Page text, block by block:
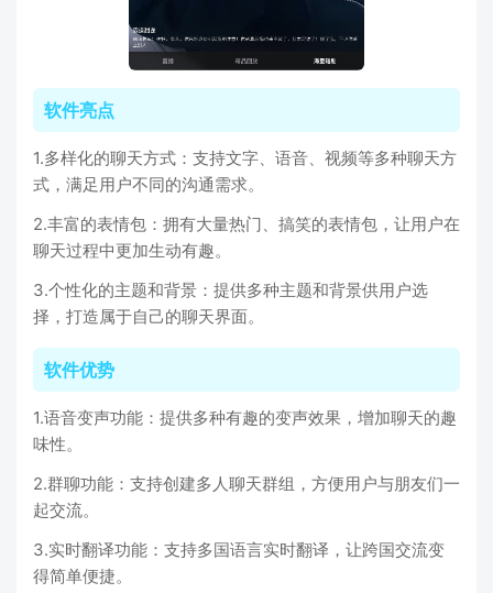
软件亮点
1.多样化的聊天方式：支持文字、语音、视频等多种聊天方
式，满足用户不同的沟通需求。
2.丰富的表情包：拥有大量热门、搞笑的表情包，让用户在
聊天过程中更加生动有趣。
3.个性化的主题和背景：提供多种主题和背景供用户选
择，打造属于自己的聊天界面。
软件优势
1.语音变声功能：提供多种有趣的变声效果，增加聊天的趣
味性。
2.群聊功能：支持创建多人聊天群组，方便用户与朋友们一
起交流。
3.实时翻译功能：支持多国语言实时翻译，让跨国交流变
得简单便捷。